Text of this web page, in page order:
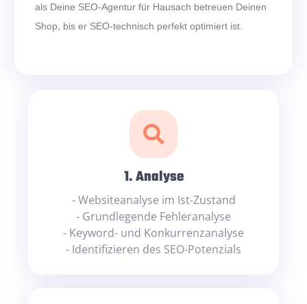
als Deine SEO-Agentur für Hausach betreuen Deinen
Shop, bis er SEO-technisch perfekt optimiert ist.
1. Analyse
- Websiteanalyse im Ist-Zustand
- Grundlegende Fehleranalyse
- Keyword- und Konkurrenzanalyse
- Identifizieren des SEO-Potenzials